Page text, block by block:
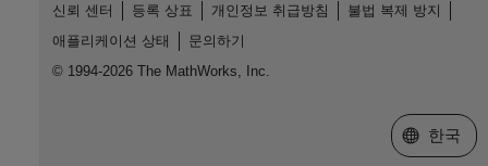
신뢰 센터 등록 상표 개인정보 취급방침
불법 복제 방지
애플리케이션 상태
문의하기
© 1994-2026 The MathWorks, Inc.
웹사이트
한국